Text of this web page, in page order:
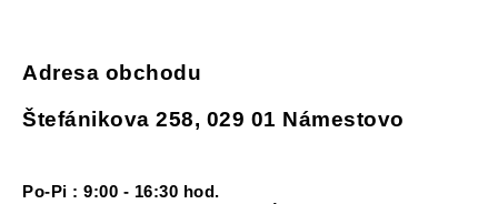
Adresa obchodu
Štefánikova 258, 029 01 Námestovo
Po-Pi : 9:00 - 16:30 hod.